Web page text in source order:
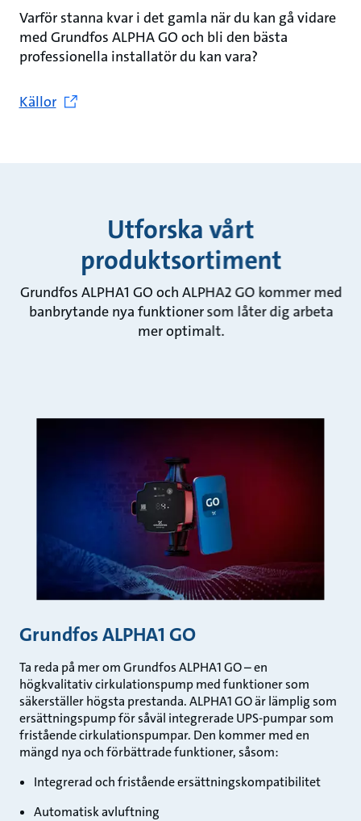
Varför stanna kvar i det gamla när du kan gå vidare
med Grundfos ALPHA GO och bli den bästa
professionella installatör du kan vara?
Källor
Utforska vårt
produktsortiment
Grundfos ALPHA1 GO och ALPHA2 GO kommer med
banbrytande nya funktioner som låter dig arbeta
mer optimalt.
Grundfos ALPHA1 GO
Ta reda på mer om Grundfos ALPHA1 GO – en
högkvalitativ cirkulationspump med funktioner som
säkerställer högsta prestanda. ALPHA1 GO är lämplig som
ersättningspump för såväl integrerade UPS-pumpar som
fristående cirkulationspumpar. Den kommer med en
mängd nya och förbättrade funktioner, såsom:
Integrerad och fristående ersättningskompatibilitet
Automatisk avluftning